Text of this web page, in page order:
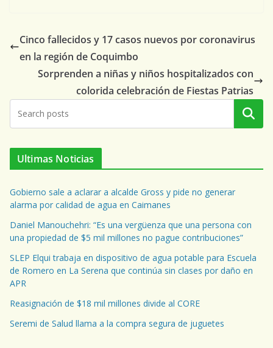
Cinco fallecidos y 17 casos nuevos por coronavirus
en la región de Coquimbo
Sorprenden a niñas y niños hospitalizados con
colorida celebración de Fiestas Patrias
Buscar
Ultimas Noticias
Gobierno sale a aclarar a alcalde Gross y pide no generar
alarma por calidad de agua en Caimanes
Daniel Manouchehri: “Es una vergüenza que una persona con
una propiedad de $5 mil millones no pague contribuciones”
SLEP Elqui trabaja en dispositivo de agua potable para Escuela
de Romero en La Serena que continúa sin clases por daño en
APR
Reasignación de $18 mil millones divide al CORE
Seremi de Salud llama a la compra segura de juguetes